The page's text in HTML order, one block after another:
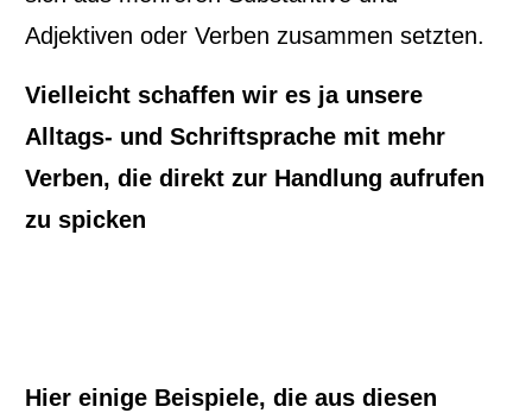
Adjektiven oder Verben zusammen setzten.
Vielleicht schaffen wir es ja unsere
Alltags- und Schriftsprache mit mehr
Verben, die direkt zur Handlung aufrufen
zu spicken
Hier einige Beispiele, die aus diesen